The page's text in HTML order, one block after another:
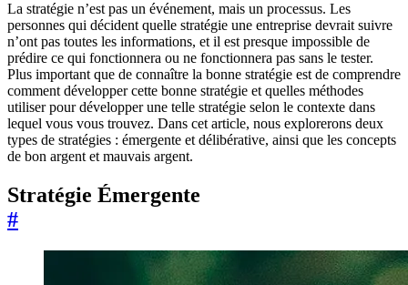
La stratégie n’est pas un événement, mais un processus. Les
personnes qui décident quelle stratégie une entreprise devrait suivre
n’ont pas toutes les informations, et il est presque impossible de
prédire ce qui fonctionnera ou ne fonctionnera pas sans le tester.
Plus important que de connaître la bonne stratégie est de comprendre
comment développer cette bonne stratégie et quelles méthodes
utiliser pour développer une telle stratégie selon le contexte dans
lequel vous vous trouvez. Dans cet article, nous explorerons deux
types de stratégies : émergente et délibérative, ainsi que les concepts
de bon argent et mauvais argent.
Stratégie Émergente
#